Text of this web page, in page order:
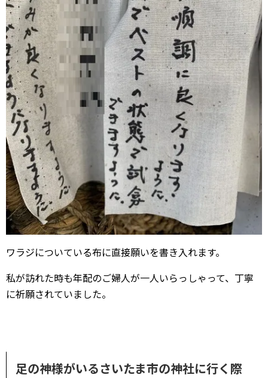
ワラジについている布に直接願いを書き入れます。
私が訪れた時も年配のご婦人が一人いらっしゃって、丁寧
に祈願されていました。
足の神様がいるさいたま市の神社に行く際